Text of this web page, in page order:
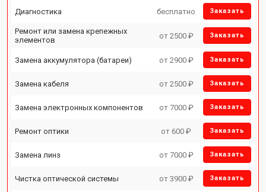
Диагностика бесплатно Заказать
Ремонт или замена крепежных
элементов
от 2500 ₽ Заказать
Замена аккумулятора (батареи) от 2900 ₽ Заказать
Замена кабеля от 2500 ₽ Заказать
Замена электронных компонентов от 7000 ₽ Заказать
Ремонт оптики от 600 ₽ Заказать
Замена линз от 7000 ₽ Заказать
Чистка оптической системы от 3900 ₽ Заказать